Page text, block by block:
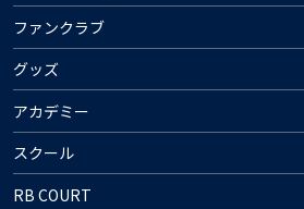
ファンクラブ
グッズ
アカデミー
スクール
RB COURT